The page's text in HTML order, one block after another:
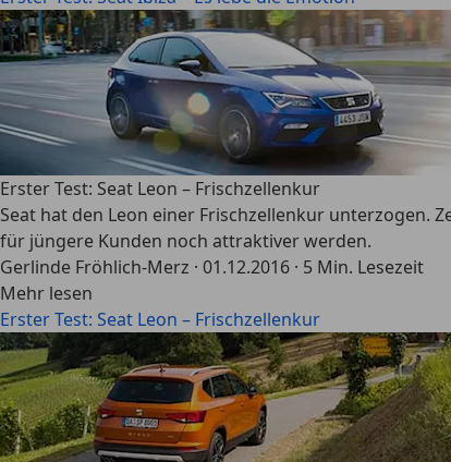
Erster Test: Seat Leon – Frischzellenkur
Seat hat den Leon einer Frischzellenkur unterzogen.
für jüngere Kunden noch attraktiver werden.
Gerlinde Fröhlich-Merz · 01.12.2016 · 5 Min. Lesezeit
Mehr lesen
Erster Test: Seat Leon – Frischzellenkur